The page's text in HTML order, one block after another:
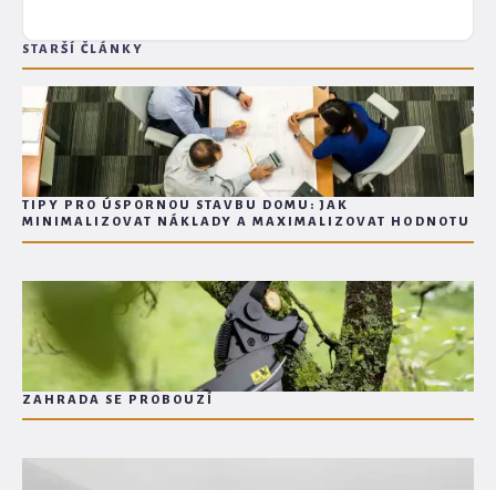
STARŠÍ ČLÁNKY
TIPY PRO ÚSPORNOU STAVBU DOMU: JAK
MINIMALIZOVAT NÁKLADY A MAXIMALIZOVAT HODNOTU
ZAHRADA SE PROBOUZÍ